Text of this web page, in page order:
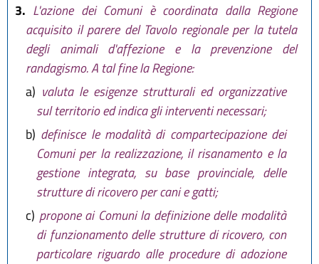
3. L'azione dei Comuni è coordinata dalla Regione
acquisito il parere del Tavolo regionale per la tutela
degli animali d'affezione e la prevenzione del
randagismo. A tal fine la Regione:
a) valuta le esigenze strutturali ed organizzative
sul territorio ed indica gli interventi necessari;
b) definisce le modalità di compartecipazione dei
Comuni per la realizzazione, il risanamento e la
gestione integrata, su base provinciale, delle
strutture di ricovero per cani e gatti;
c) propone ai Comuni la definizione delle modalità
di funzionamento delle strutture di ricovero, con
particolare riguardo alle procedure di adozione